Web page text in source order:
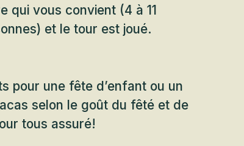
qui vous convient (4 à 11
et le tour est joué.
pour une fête d’enfant ou un
selon le goût du fêté et de
tous assuré!